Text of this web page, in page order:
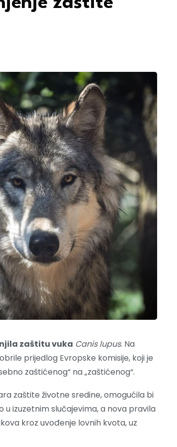
zaštitu vuka Canis lupus. Na
prijedlog Evropske komisije, koji je
zaštićenog“ na „zaštićenog“.
zaštite životne sredine, omogućila bi
izuzetnim slučajevima, a nova pravila
kroz uvođenje lovnih kvota, uz